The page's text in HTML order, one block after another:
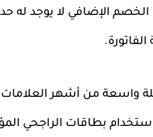
الخصم الإضافي لا يوجد له
واسعة من أشهر العلامات
بطاقات الراجحي